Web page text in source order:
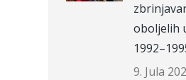
oboljelih
9. Jula